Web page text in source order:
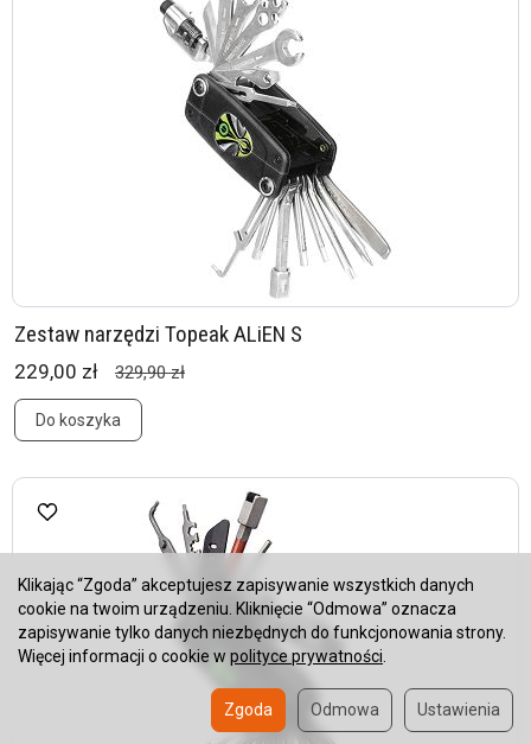
Zestaw narzędzi Topeak ALiEN S
229,00 zł 329,90 zł
Do koszyka
Klikając “Zgoda” akceptujesz zapisywanie wszystkich danych
cookie na twoim urządzeniu. Kliknięcie “Odmowa” oznacza
zapisywanie tylko danych niezbędnych do funkcjonowania strony.
Więcej informacji o cookie w polityce prywatności
Ustawienia
Odmowa
Zgoda